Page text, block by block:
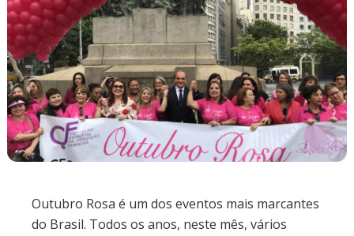
Outubro Rosa é um dos eventos mais marcantes
do Brasil. Todos os anos, neste mês, vários